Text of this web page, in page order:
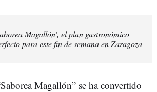
Magallón', el plan gastronómico
para este fin de semana en Zaragoza
Magallón” se ha convertido